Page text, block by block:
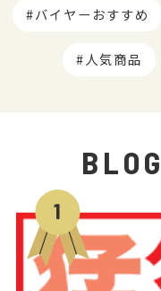
バイヤーおすすめ
人気商品